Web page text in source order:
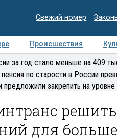
Свежий номер
Происшествия
Медиацентр Интервью
за год стало меньше на 409
по старости в России
закрепить на
для